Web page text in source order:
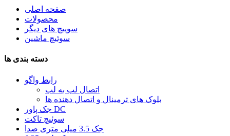
صفحه اصلی
محصولات
سوییچ های دیگر
سوئیچ ماشین
دسته بندی ها
رابط واگو
اتصال لب به لب
بلوک های ترمینال و اتصال دهنده ها
جک پاور DC
سوئیچ تاکت
جک 3.5 میلی متری صدا